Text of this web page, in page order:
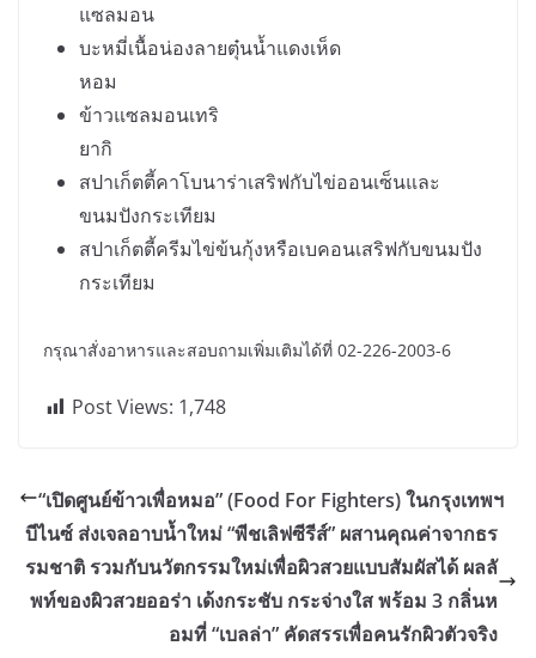
แซลมอน
บะหมี่เนื้อน่องลายตุ๋นน้ำแดงเห็ด
หอม
ข้าวแซลมอนเทริ
ยากิ
สปาเก็ตตี้คาโบนาร่าเสริฟกับไข่ออนเซ็นและ
ขนมปังกระเทียม
สปาเก็ตตี้ครีมไข่ข้นกุ้งหรือเบคอนเสริฟกับขนมปัง
กระเทียม
กรุณาสั่งอาหารและสอบถามเพิ่มเติมได้ที่ 02-226-2003-6
Post Views: 1,748
“เปิดศูนย์ข้าวเพื่อหมอ” (Food For Fighters) ในกรุงเทพฯ
บีไนซ์ ส่งเจลอาบน้ำใหม่ “พีชเลิฟซีรีส์” ผสานคุณค่าจากธร
รมชาติ รวมกับนวัตกรรมใหม่เพื่อผิวสวยแบบสัมผัสได้ ผลลั
พท์ของผิวสวยออร่า เด้งกระชับ กระจ่างใส พร้อม 3 กลิ่นห
อมที่ “เบลล่า” คัดสรรเพื่อคนรักผิวตัวจริง